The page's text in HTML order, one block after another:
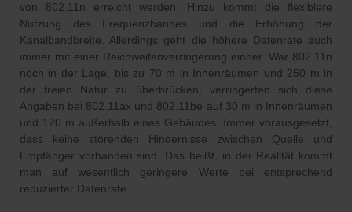
von 802.11n erreicht werden. Hinzu kommt die flexiblere
Nutzung des Frequenzbandes und die Erhöhung der
Kanalbandbreite. Allerdings geht die höhere Datenrate auch
immer mit einer Reichweitenverringerung einher. War 802.11n
noch in der Lage, bis zu 70 m in Innenräumen und 250 m in
der freien Natur zu überbrücken, verringerten sich diese
Angaben bei 802.11ax und 802.11be auf 30 m in Innenräumen
und 120 m außerhalb eines Gebäudes. Immer vorausgesetzt,
dass keine störenden Hindernisse zwischen Quelle und
Empfänger vorhanden sind. Das heißt, in der Realität kommt
man auf wesentlich geringere Werte bei entsprechend
reduzierter Datenrate.